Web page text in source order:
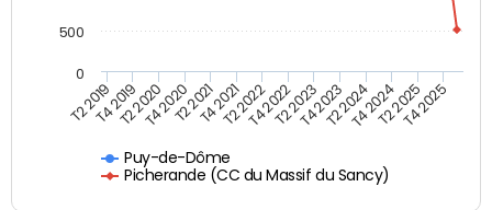
Puy-de-Dôme
Picherande (CC du Massif du Sancy)
T2 2019T4 2019T2 2020T4 2020T2 2021T4 2021T2 2022T4 2022T2 2023T4 2023T2 2024T4 2024T2 2025T4 2025
0
500